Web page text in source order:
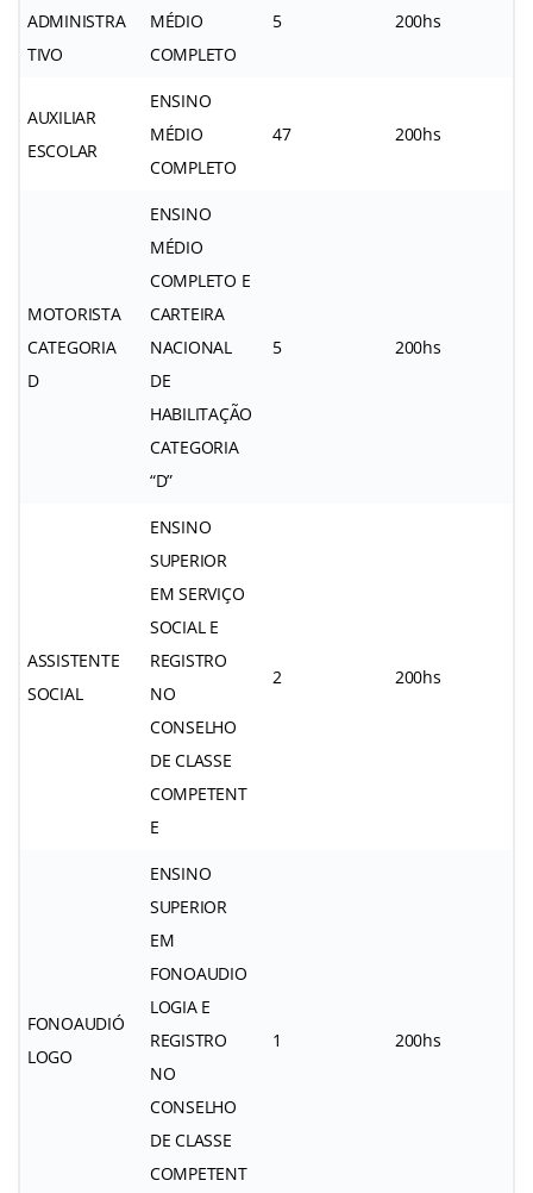
ADMINISTRA
TIVO
MÉDIO
COMPLETO
5 200hs
AUXILIAR
ESCOLAR
ENSINO
MÉDIO
COMPLETO
47 200hs
MOTORISTA
CATEGORIA
D
ENSINO
MÉDIO
COMPLETO E
CARTEIRA
NACIONAL
DE
HABILITAÇÃO
CATEGORIA
“D”
5 200hs
ASSISTENTE
SOCIAL
ENSINO
SUPERIOR
EM SERVIÇO
SOCIAL E
REGISTRO
NO
CONSELHO
DE CLASSE
COMPETENT
E
2 200hs
FONOAUDIÓ
LOGO
ENSINO
SUPERIOR
EM
FONOAUDIO
LOGIA E
REGISTRO
NO
CONSELHO
DE CLASSE
COMPETENT
1 200hs